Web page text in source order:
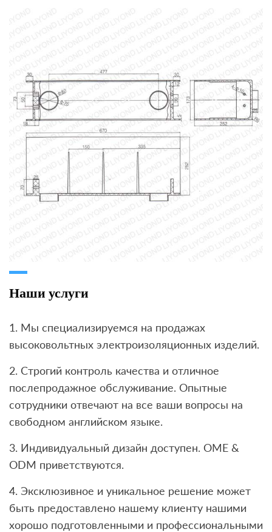
Наши услуги
1. Мы специализируемся на продажах
высоковольтных электроизоляционных изделий.
2. Строгий контроль качества и отличное
послепродажное обслуживание. Опытные
сотрудники отвечают на все ваши вопросы на
свободном английском языке.
3. Индивидуальный дизайн доступен. OME &
ODM приветствуются.
4. Эксклюзивное и уникальное решение может
быть предоставлено нашему клиенту нашими
хорошо подготовленными и профессиональными